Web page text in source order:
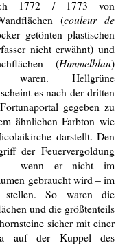
1772 / 1773 von
(couleur de
getönten plastischen
nicht erwähnt) und
(Himmelblau)
waren. Hellgrüne
es nach der dritten
gegeben zu
ähnlichen Farbton wie
darstellt. Den
der Feuervergoldung
– wenn er nicht im
gebraucht wird – im
stellen. So waren die
und die größtenteils
sicher mit einer
auf der Kuppel des